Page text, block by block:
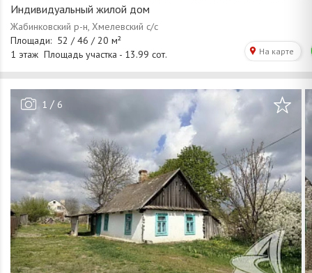
Индивидуальный жилой дом
1 / 6